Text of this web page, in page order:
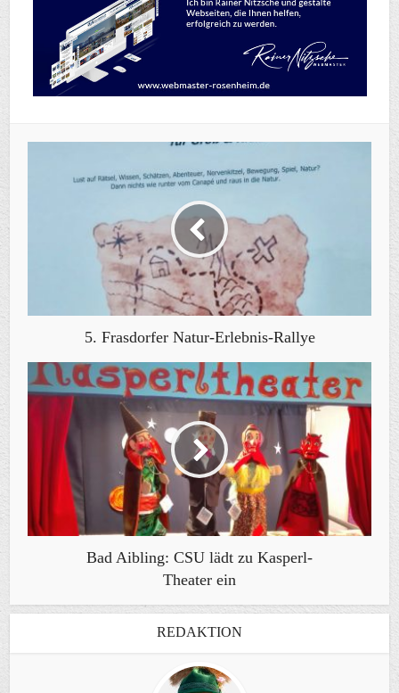
5. Frasdorfer Natur-Erlebnis-Rallye
Bad Aibling: CSU lädt zu Kasperl-
Theater ein
REDAKTION